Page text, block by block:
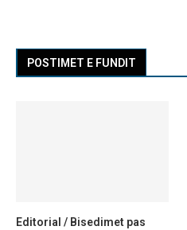
POSTIMET E FUNDIT
Editorial / Bisedimet pas